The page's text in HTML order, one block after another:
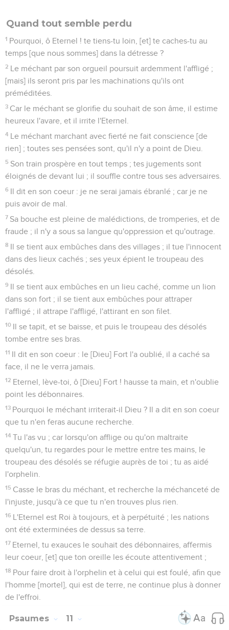
Quand tout semble perdu
1 Pourquoi, ô Eternel ! te tiens-tu loin, [et] te caches-tu au
temps [que nous sommes] dans la détresse ?
2 Le méchant par son orgueil poursuit ardemment l'affligé ;
[mais] ils seront pris par les machinations qu'ils ont
préméditées.
3 Car le méchant se glorifie du souhait de son âme, il estime
heureux l'avare, et il irrite l'Eternel.
4 Le méchant marchant avec fierté ne fait conscience [de
rien] ; toutes ses pensées sont, qu'il n'y a point de Dieu.
5 Son train prospère en tout temps ; tes jugements sont
éloignés de devant lui ; il souffle contre tous ses adversaires.
6 Il dit en son coeur : je ne serai jamais ébranlé ; car je ne
puis avoir de mal.
7 Sa bouche est pleine de malédictions, de tromperies, et de
fraude ; il n'y a sous sa langue qu'oppression et qu'outrage.
8 Il se tient aux embûches dans des villages ; il tue l'innocent
dans des lieux cachés ; ses yeux épient le troupeau des
désolés.
9 Il se tient aux embûches en un lieu caché, comme un lion
dans son fort ; il se tient aux embûches pour attraper
l'affligé ; il attrape l'affligé, l'attirant en son filet.
10 Il se tapit, et se baisse, et puis le troupeau des désolés
tombe entre ses bras.
11 Il dit en son coeur : le [Dieu] Fort l'a oublié, il a caché sa
face, il ne le verra jamais.
12 Eternel, lève-toi, ô [Dieu] Fort ! hausse ta main, et n'oublie
point les débonnaires.
13 Pourquoi le méchant irriterait-il Dieu ? Il a dit en son coeur
que tu n'en feras aucune recherche.
14 Tu l'as vu ; car lorsqu'on afflige ou qu'on maltraite
quelqu'un, tu regardes pour le mettre entre tes mains, le
troupeau des désolés se réfugie auprès de toi ; tu as aidé
l'orphelin.
15 Casse le bras du méchant, et recherche la méchanceté de
l'injuste, jusqu'à ce que tu n'en trouves plus rien.
16 L'Eternel est Roi à toujours, et à perpétuité ; les nations
ont été exterminées de dessus sa terre.
17 Eternel, tu exauces le souhait des débonnaires, affermis
leur coeur, [et] que ton oreille les écoute attentivement ;
18 Pour faire droit à l'orphelin et à celui qui est foulé, afin que
l'homme [mortel], qui est de terre, ne continue plus à donner
de l'effroi.
Psaumes 11